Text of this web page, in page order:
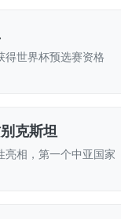
得世界杯预选赛资格
克斯坦
亮相，第一个中亚国家